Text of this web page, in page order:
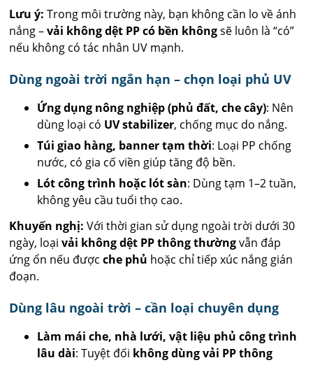
Lưu ý: Trong môi trường này, bạn không cần lo về ánh
nắng –vải không dệt PP có bền khôngsẽ luôn là “có”
nếu không có tác nhân UV mạnh.
Dùng ngoài trời ngắn hạn – chọn loại phủ UV
Ứng dụng nông nghiệp (phủ đất, che cây): Nên
dùng loại có UV stabilizer, chống mục do nắng.
Túi giao hàng, banner tạm thời: Loại PP chống
nước, có gia cố viền giúp tăng độ bền.
Lót công trình hoặc lót sàn: Dùng tạm 1–2 tuần,
không yêu cầu tuổi thọ cao.
Khuyến nghị: Với thời gian sử dụng ngoài trời dưới 30
ngày, loạivải không dệt PP thông thườngvẫn đáp
ứng ổn nếu đượcche phủ hoặc chỉ tiếp xúc nắng gián
đoạn.
Dùng lâu ngoài trời – cần loại chuyên dụng
Làm mái che, nhà lưới, vật liệu phủ công trình
lâu dài: Tuyệt đối không dùng vải PP thông